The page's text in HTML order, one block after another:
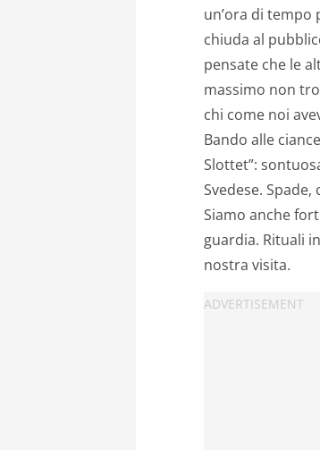
un’ora di tempo
chiuda al
pensate che le
massimo non
chi come noi
Bando alle
Slottet”:
Svedese.
Siamo anche
guardia. Rituali
nostra visita.